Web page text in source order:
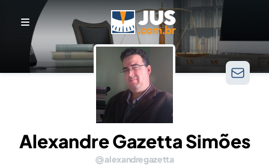
Alexandre Gazetta Simões
alexandregazetta